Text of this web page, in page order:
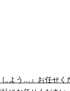
よう…』お任せく